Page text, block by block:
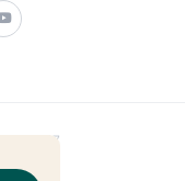
v2.21.17